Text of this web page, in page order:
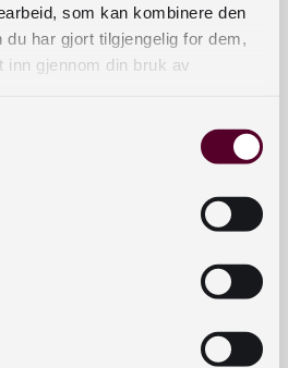
som kan kombinere den
du har gjort tilgjengelig for dem,
inn gjennom din bruk av
ognyhetssalg@tv
i nye
podkast), ta kontakt